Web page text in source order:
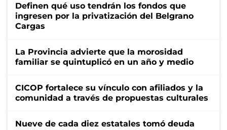
Definen qué uso tendrán los fondos que
ingresen por la privatización del Belgrano
Cargas
La Provincia advierte que la morosidad
familiar se quintuplicó en un año y medio
CICOP fortalece su vínculo con afiliados y la
comunidad a través de propuestas culturales
Nueve de cada diez estatales tomó deuda